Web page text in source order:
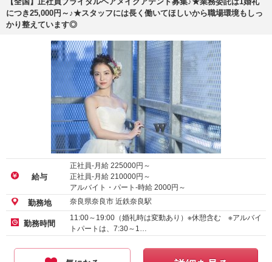
につき25,000円～♪★スタッフには長く働いてほしいから職場環境もしっ
かり整えています◎
給与
正社員-月給 225000円～
正社員-月給 210000円～
アルバイト・パート-時給 2000円～
勤務地 奈良県奈良市 近鉄奈良駅
勤務時間
11:00～19:00（婚礼時は変動あり）※休憩含む ※アルバイ
トパートは、7:30～1…